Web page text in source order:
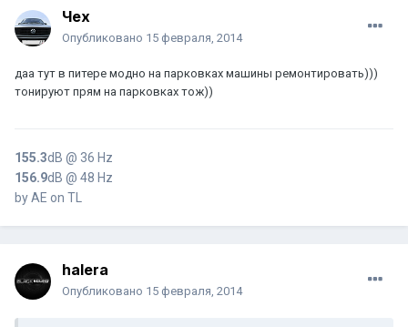
Чех
Опубликовано 15 февраля, 2014
даа тут в питере модно на парковках машины ремонтировать)))
тонируют прям на парковках тож))
155.3dB @ 36 Hz
156.9dB @ 48 Hz
by AE on TL
halera
Опубликовано 15 февраля, 2014